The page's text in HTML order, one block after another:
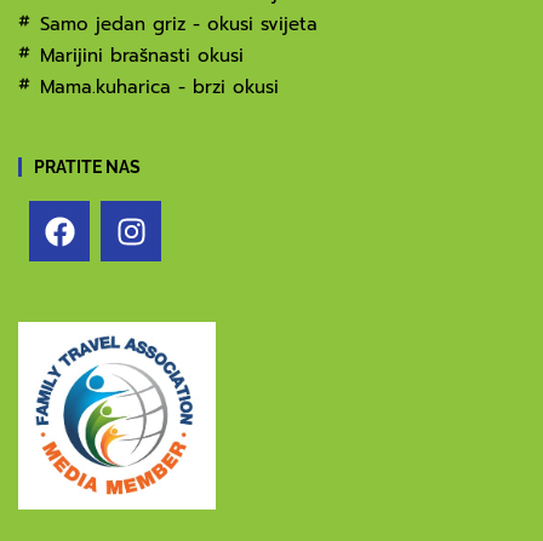
Samo jedan griz - okusi svijeta
Marijini brašnasti okusi
Mama.kuharica - brzi okusi
PRATITE NAS